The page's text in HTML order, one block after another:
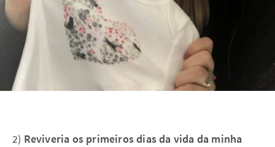
2) Reviveria os primeiros dias da vida da minha